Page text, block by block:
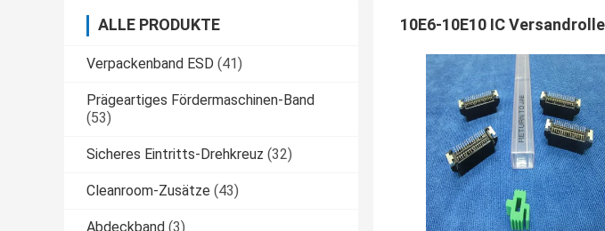
ALLE PRODUKTE
Verpackenband ESD (41)
Prägeartiges Fördermaschinen-Band
(53)
Sicheres Eintritts-Drehkreuz (32)
Cleanroom-Zusätze (43)
Abdeckband (3)
10E6-10E10 IC